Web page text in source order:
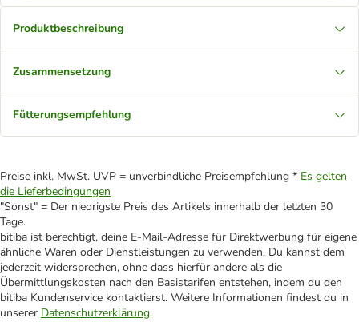
Produktbeschreibung
Zusammensetzung
Fütterungsempfehlung
Preise inkl. MwSt. UVP = unverbindliche Preisempfehlung * Es gelten
die Lieferbedingungen
"Sonst" = Der niedrigste Preis des Artikels innerhalb der letzten 30
Tage.
bitiba ist berechtigt, deine E-Mail-Adresse für Direktwerbung für eigene
ähnliche Waren oder Dienstleistungen zu verwenden. Du kannst dem
jederzeit widersprechen, ohne dass hierfür andere als die
Übermittlungskosten nach den Basistarifen entstehen, indem du den
bitiba Kundenservice kontaktierst. Weitere Informationen findest du in
unserer Datenschutzerklärung.